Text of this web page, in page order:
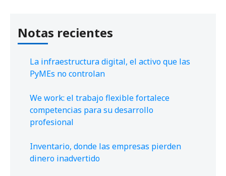
Notas recientes
La infraestructura digital, el activo que las
PyMEs no controlan
We work: el trabajo flexible fortalece
competencias para su desarrollo
profesional
Inventario, donde las empresas pierden
dinero inadvertido